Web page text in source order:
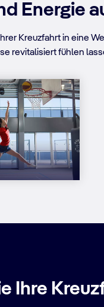
Energie
Kreuzfahrt in eine
revitalisiert fühlen
Ihre